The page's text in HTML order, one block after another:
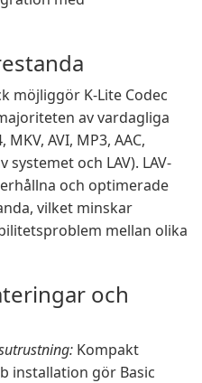
möjliggör K-Lite Codec
av vardagliga
AVI, MP3, AAC,
systemet och LAV). LAV-
och optimerade
vilket minskar
mellan olika
och
Kompakt
installation gör Basic